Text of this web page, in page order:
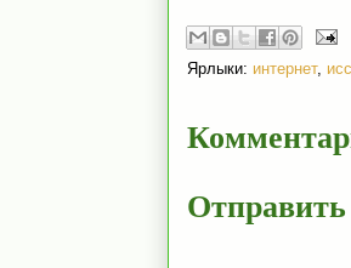
Ярлыки: интернет,